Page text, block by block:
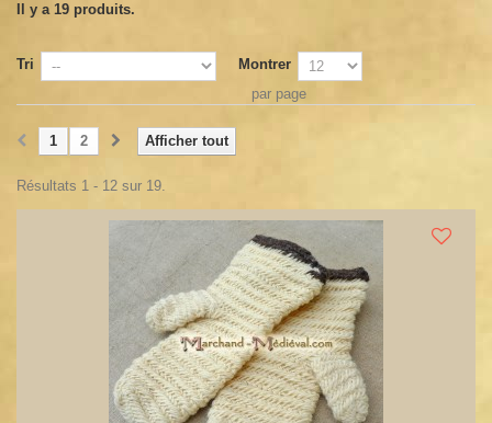
Il y a 19 produits.
Tri
Montrer
par page
Afficher tout
1 2
Résultats 1 - 12 sur 19.